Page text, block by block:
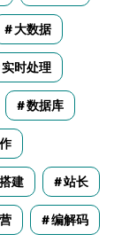
大数据
实时处理
数据库
建 站长
编解码